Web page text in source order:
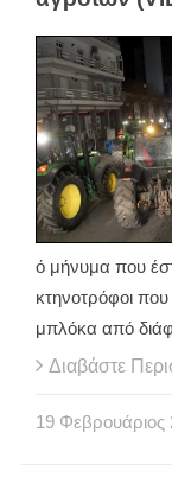
ό μήνυμα που
κτηνοτρόφοι
μπλόκα από
Διαβάστε
19 Φεβρουάριος